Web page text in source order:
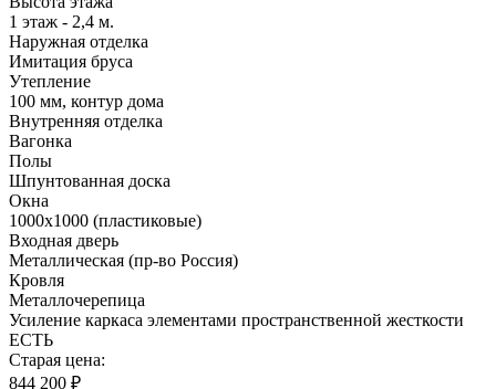
1 этаж - 2,4 м.
Наружная отделка
Имитация бруса
Утепление
100 мм, контур дома
Внутренняя отделка
Вагонка
Полы
Шпунтованная доска
Окна
1000х1000 (пластиковые)
Входная дверь
Металлическая (пр-во Россия)
Кровля
Металлочерепица
Усиление каркаса элементами пространственной жесткости
ЕСТЬ
Старая цена:
844 200 ₽